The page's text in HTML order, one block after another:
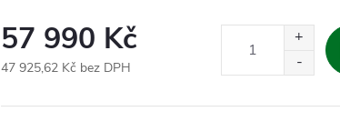
57 990 Kč
47 925,62 Kč bez DPH
cena: